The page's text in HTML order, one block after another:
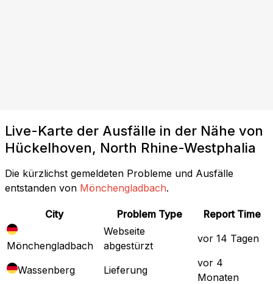
Live-Karte der Ausfälle in der Nähe von
Hückelhoven, North Rhine-Westphalia
Die kürzlichst gemeldeten Probleme und Ausfälle
entstanden von Mönchengladbach.
City Problem Type Report Time
Mönchengladbach
Webseite
abgestürzt
vor 14 Tagen
Wassenberg Lieferung
vor 4
Monaten